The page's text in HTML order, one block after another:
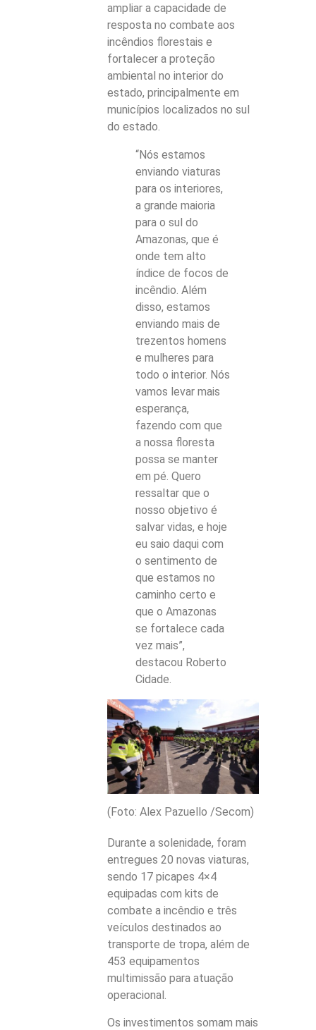
ampliar a capacidade de
resposta no combate aos
incêndios florestais e
fortalecer a proteção
ambiental no interior do
estado, principalmente em
municípios localizados no sul
do estado.
“Nós estamos
enviando viaturas
para os interiores,
a grande maioria
para o sul do
Amazonas, que é
onde tem alto
índice de focos de
incêndio. Além
disso, estamos
enviando mais de
trezentos homens
e mulheres para
todo o interior. Nós
vamos levar mais
esperança,
fazendo com que
a nossa floresta
possa se manter
em pé. Quero
ressaltar que o
nosso objetivo é
salvar vidas, e hoje
eu saio daqui com
o sentimento de
que estamos no
caminho certo e
que o Amazonas
se fortalece cada
vez mais”,
destacou Roberto
Cidade.
(Foto: Alex Pazuello /Secom)
Durante a solenidade, foram
entregues 20 novas viaturas,
sendo 17 picapes 4×4
equipadas com kits de
combate a incêndio e três
veículos destinados ao
transporte de tropa, além de
453 equipamentos
multimissão para atuação
operacional.
Os investimentos somam mais